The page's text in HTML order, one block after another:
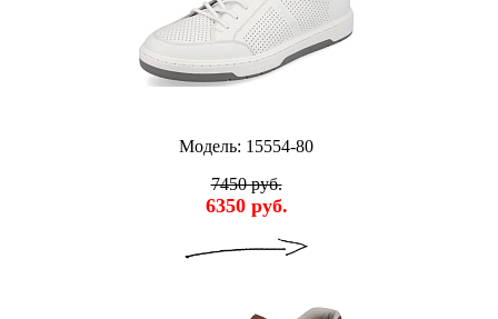
Модель: 15554-80
7450 руб.
6350 руб.